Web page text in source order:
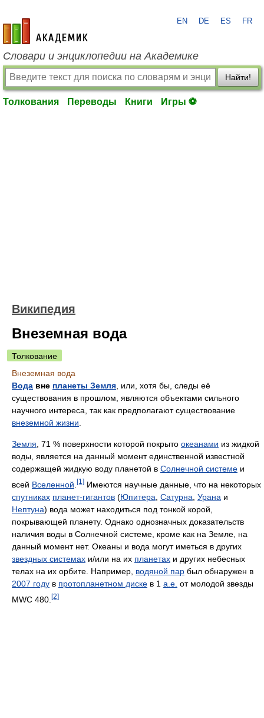
academic.ru
EN DE ES FR
Словари и энциклопедии на Академике
Найти!
Толкования Переводы Книги Игры ⚽
Википедия
Внеземная вода
Толкование
Внеземная вода
Вода вне планеты Земля , или, хотя бы, следы её
существования в прошлом, являются объектами сильного
научного интереса, так как предполагают существование
внеземной жизни
Земля , 71 % поверхности которой покрыто океанами из жидкой
воды, является на данный момент единственной известной
содержащей жидкую воду планетой в Солнечной системе и
всей Вселенной [1] Имеются научные данные, что на некоторых
спутниках планет-гигантов (Юпитера Сатурна Урана и
Нептуна) вода может находиться под тонкой корой,
покрывающей планету. Однако однозначных доказательств
наличия воды в Солнечной системе, кроме как на Земле, на
данный момент нет. Океаны и вода могут иметься в других
звездных системах и/или на их планетах и других небесных
телах на их орбите. Например, водяной пар был обнаружен в
2007 году в протопланетном диске в 1 а.е. от молодой звезды
MWC 480. [2]